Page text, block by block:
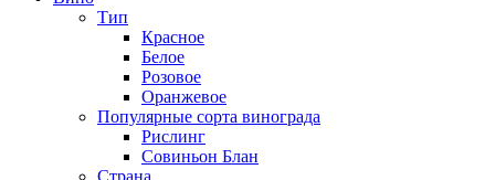
Тип
Красное
Белое
Розовое
Оранжевое
Популярные сорта винограда
Рислинг
Совиньон Блан
Страна